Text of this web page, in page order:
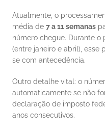
Atualmente, o
média de 7 a 11 semanas
número chegue. Durante
(entre janeiro e abril), esse
se com antecedência.
Outro detalhe vital: o
automaticamente se não
declaração de imposto
anos consecutivos.